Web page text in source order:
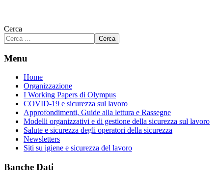
Cerca
Cerca
Menu
Home
Organizzazione
I Working Papers di Olympus
COVID-19 e sicurezza sul lavoro
Approfondimenti, Guide alla lettura e Rassegne
Modelli organizzativi e di gestione della sicurezza sul lavoro
Salute e sicurezza degli operatori della sicurezza
Newsletters
Siti su igiene e sicurezza del lavoro
Banche Dati